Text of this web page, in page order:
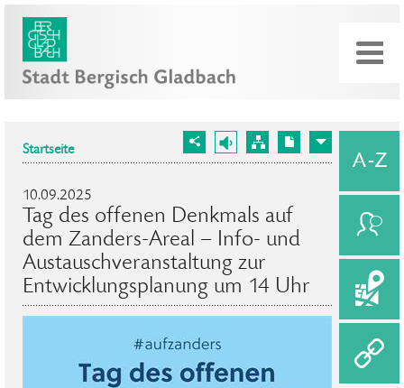
Startseite
10.09.2025
Tag des offenen Denkmals auf
dem Zanders-Areal – Info- und
Austauschveranstaltung zur
Entwicklungsplanung um 14 Uhr